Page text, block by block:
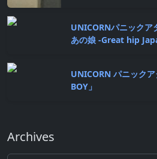
UNICORNパニックア
あの娘 -Great hip
UNICORN パニック
BOY」
Archives